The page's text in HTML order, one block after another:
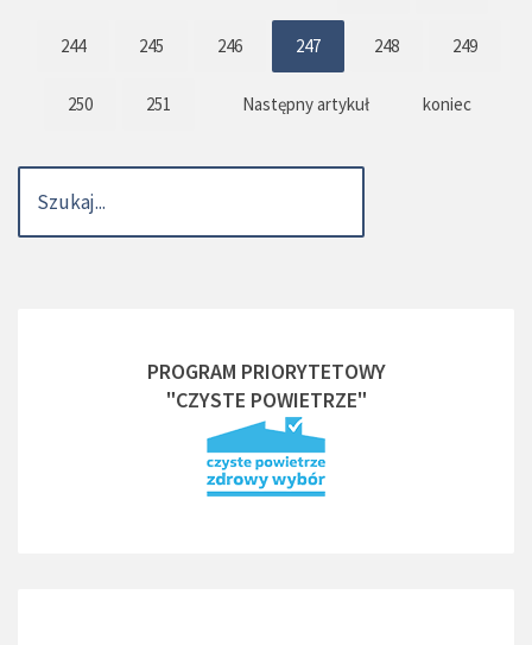
244 245 246 247 248 249
250 251 Następny artykuł koniec
PROGRAM PRIORYTETOWY
"CZYSTE POWIETRZE"